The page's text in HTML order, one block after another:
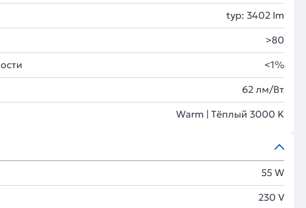
typ: 3402 lm
>80
<1%
62 лм/Вт
Warm | Тёплый 3000 K
55 W
230 V